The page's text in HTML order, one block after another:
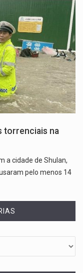
torrenciais na
a cidade de Shulan,
pelo menos 14